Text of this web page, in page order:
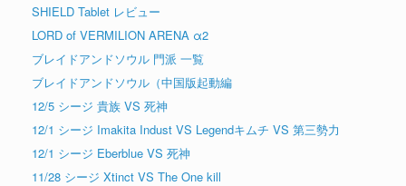
SHIELD Tablet レビュー
LORD of VERMILION ARENA α2
ブレイドアンドソウル 門派 一覧
ブレイドアンドソウル（中国版起動編
12/5 シージ 貴族 VS 死神
12/1 シージ Imakita Indust VS Legendキムチ VS 第三勢力
12/1 シージ Eberblue VS 死神
11/28 シージ Xtinct VS The One kill